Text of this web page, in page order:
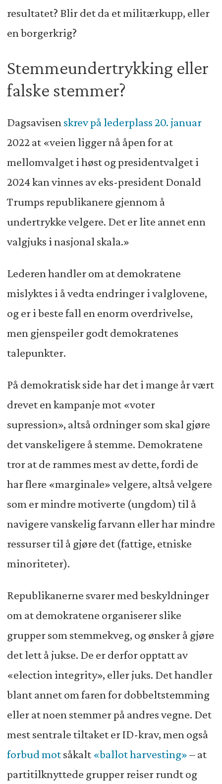
resultatet? Blir det da et militærkupp, eller
en borgerkrig?
Stemmeundertrykking eller
falske stemmer?
Dagsavisen skrev på lederplass 20. januar
2022 at «veien ligger nå åpen for at
mellomvalget i høst og presidentvalget i
2024 kan vinnes av eks-president Donald
Trumps republikanere gjennom å
undertrykke velgere. Det er lite annet enn
valgjuks i nasjonal skala.»
Lederen handler om at demokratene
mislyktes i å vedta endringer i valglovene,
og er i beste fall en enorm overdrivelse,
men gjenspeiler godt demokratenes
talepunkter.
På demokratisk side har det i mange år vært
drevet en kampanje mot «voter
supression», altså ordninger som skal gjøre
det vanskeligere å stemme. Demokratene
tror at de rammes mest av dette, fordi de
har flere «marginale» velgere, altså velgere
som er mindre motiverte (ungdom) til å
navigere vanskelig farvann eller har mindre
ressurser til å gjøre det (fattige, etniske
minoriteter).
Republikanerne svarer med beskyldninger
om at demokratene organiserer slike
grupper som stemmekveg, og ønsker å gjøre
det lett å jukse. De er derfor opptatt av
«election integrity», eller juks. Det handler
blant annet om faren for dobbeltstemming
eller at noen stemmer på andres vegne. Det
mest sentrale tiltaket er ID-krav, men også
forbud motsåkalt «ballot harvesting»– at
partitilknyttede grupper reiser rundt og